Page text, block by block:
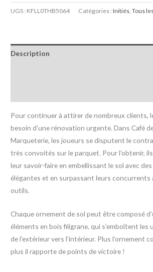
UGS : KFLL0THB5064 Catégories :Initiés,Tous
Description
Pour continuer à attirer de nombreux clients,
besoin d’une rénovation urgente. Dans Café de
Marqueterie, les joueurs se disputent le
très convoités sur le parquet. Pour l’obtenir,
leur savoir-faire en embellissant le sol avec
élégantes et en surpassant leurs concurrents
outils.
Chaque ornement de sol peut être composé
éléments en bois filigrane, qui s’emboîtent les
de l’extérieur vers l’intérieur. Plus l’ornement
plus il rapporte de points de victoire !